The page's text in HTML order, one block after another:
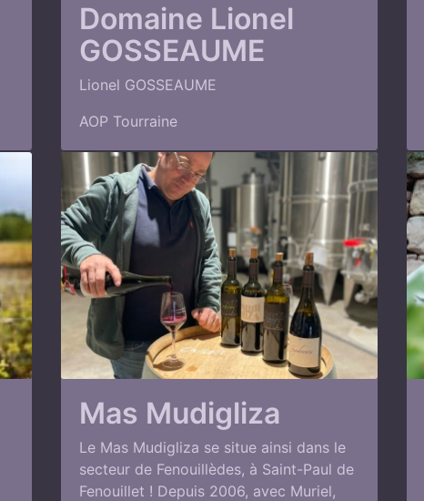
Domaine Lionel
GOSSEAUME
Lionel GOSSEAUME
AOP Tourraine
Mas Mudigliza
Le Mas Mudigliza se situe ainsi dans le
secteur de Fenouillèdes, à Saint-Paul de
Fenouillet ! Depuis 2006, avec Muriel,